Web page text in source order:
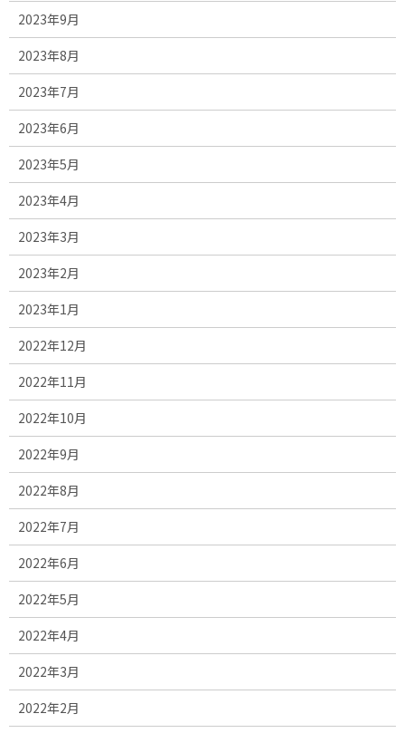
2023年9月
2023年8月
2023年7月
2023年6月
2023年5月
2023年4月
2023年3月
2023年2月
2023年1月
2022年12月
2022年11月
2022年10月
2022年9月
2022年8月
2022年7月
2022年6月
2022年5月
2022年4月
2022年3月
2022年2月